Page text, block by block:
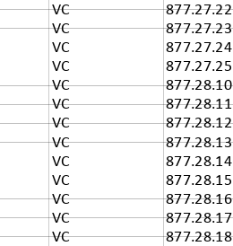
VC
877.27.22
VC
877.27.23
VC
877.27.24
VC
877.27.25
VC
877.28.10
VC
877.28.11
VC
877.28.12
VC
877.28.13
VC
877.28.14
VC
877.28.15
VC
877.28.16
VC
877.28.17
VC
877.28.18